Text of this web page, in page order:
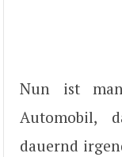
Nun ist
Automobil,
dauernd